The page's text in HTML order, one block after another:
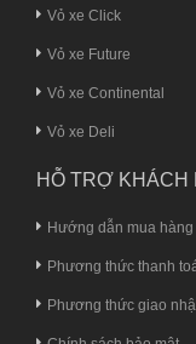
Vỏ xe Click
Vỏ xe Future
Vỏ xe Continental
Vỏ xe Deli
HỖ TRỢ KHÁCH
Hướng dẫn mua hàng
Phương thức thanh
Phương thức giao